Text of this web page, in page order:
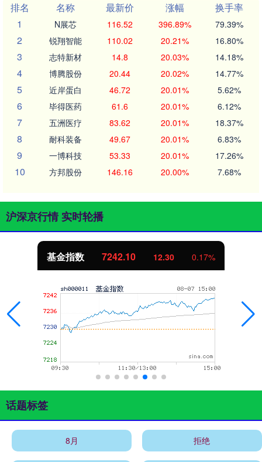
排名
名称 最新价 涨幅
换手率
1
N展芯 116.52 396.89% 79.39%
2 锐翔智能 110.02 20.21% 16.80%
3 志特新材 14.8 20.03% 14.18%
4 博腾股份 20.44 20.02% 14.77%
5 近岸蛋白 46.72 20.01% 5.62%
6 毕得医药 61.6 20.01% 6.12%
7 五洲医疗 83.62 20.01% 18.37%
8 耐科装备 49.67 20.01% 6.83%
9 一博科技 53.33 20.01% 17.26%
10 方邦股份 146.16 20.00% 7.68%
沪深京行情 实时轮播
基金指数 7242.10 12.30 0.17%
话题标签
8月 拒绝